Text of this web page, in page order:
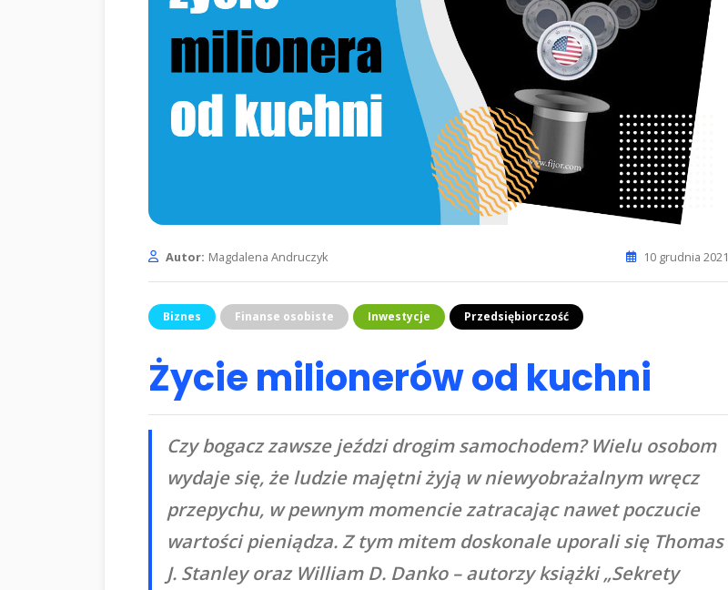
Autor: Magdalena Andruczyk 10 grudnia 2021
Biznes Finanse osobiste Inwestycje Przedsiębiorczość
Życie milionerów od kuchni
Czy bogacz zawsze jeździ drogim samochodem? Wielu osobom
wydaje się, że ludzie majętni żyją w niewyobrażalnym wręcz
przepychu, w pewnym momencie zatracając nawet poczucie
wartości pieniądza. Z tym mitem doskonale uporali się Thomas
J. Stanley oraz William D. Danko – autorzy książki „Sekrety